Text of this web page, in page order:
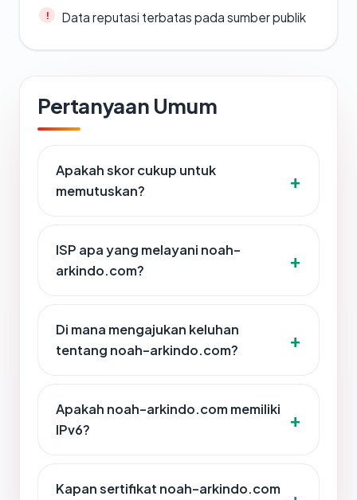
Data reputasi terbatas pada sumber publik
Pertanyaan Umum
Apakah skor cukup untuk
memutuskan?
ISP apa yang melayani noah-
arkindo.com?
Di mana mengajukan keluhan
tentang noah-arkindo.com?
Apakah noah-arkindo.com memiliki
IPv6?
Kapan sertifikat noah-arkindo.com